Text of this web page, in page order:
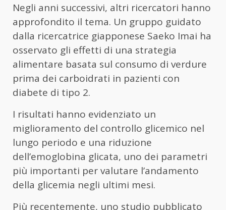
Negli anni successivi, altri ricercatori hanno
approfondito il tema. Un gruppo guidato
dalla ricercatrice giapponese Saeko Imai ha
osservato gli effetti di una strategia
alimentare basata sul consumo di verdure
prima dei carboidrati in pazienti con
diabete di tipo 2.
I risultati hanno evidenziato un
miglioramento del controllo glicemico nel
lungo periodo e una riduzione
dell’emoglobina glicata, uno dei parametri
più importanti per valutare l’andamento
della glicemia negli ultimi mesi.
Più recentemente, uno studio pubblicato